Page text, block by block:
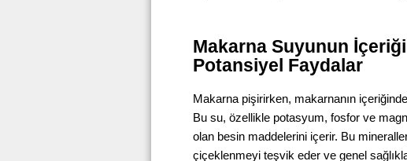
Makarna Suyunun
Potansiyel Faydalar
Makarna pişirirken, makarnanın
Bu su, özellikle potasyum, fosfor ve
olan besin maddelerini içerir. Bu
çiçeklenmeyi teşvik eder ve genel